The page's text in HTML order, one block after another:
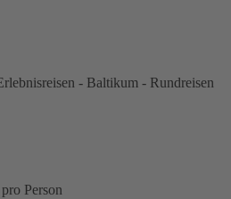
- Baltikum - Rundreisen
Person